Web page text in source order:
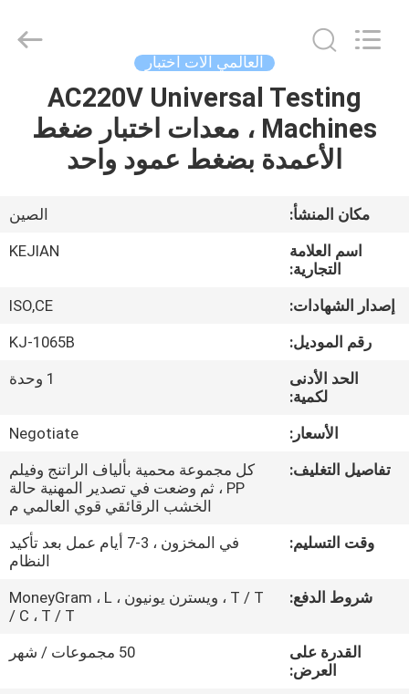
الصفحة
الرئيسية
معلومات
جولة
مراقبة
الجودة
اتصل
اقتباس
INSTRUMENT
CO.,LTD.
العالمي آلات اختبار
AC220V Universal Testing
Machines ، معدات اختبار ضغط
الأعمدة بضغط عمود واحد
مكان المنشأ:
الصين
اسم العلامة
التجارية:
KEJIAN
إصدار الشهادات:
ISO,CE
رقم الموديل:
KJ-1065B
الحد الأدنى
لكمية:
1 وحدة
الأسعار:
Negotiate
تفاصيل التغليف:
كل مجموعة محمية بألياف الراتنج وفيلم
PP ، ثم وضعت في تصدير المهنية حالة
الخشب الرقائقي قوي العالمي م
وقت التسليم:
في المخزون ، 3-7 أيام عمل بعد تأكيد
النظام
شروط الدفع:
T / T ، ويسترن يونيون ، MoneyGram ، L
/ C ، T / T
القدرة على
العرض:
50 مجموعات / شهر